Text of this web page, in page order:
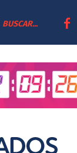
BUSCAR...